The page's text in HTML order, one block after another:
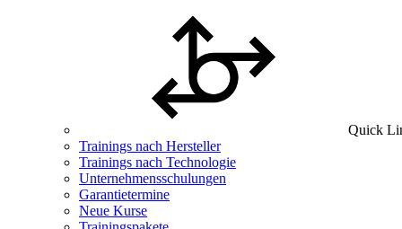
Quick
Trainings nach Hersteller
Trainings nach Technologie
Unternehmensschulungen
Garantietermine
Neue Kurse